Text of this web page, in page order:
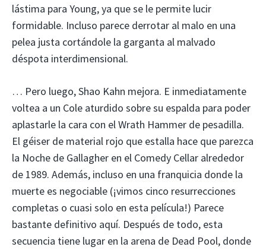
lástima para Young, ya que se le permite lucir
formidable. Incluso parece derrotar al malo en una
pelea justa cortándole la garganta al malvado
déspota interdimensional.
… Pero luego, Shao Kahn mejora. E inmediatamente
voltea a un Cole aturdido sobre su espalda para poder
aplastarle la cara con el Wrath Hammer de pesadilla.
El géiser de material rojo que estalla hace que parezca
la Noche de Gallagher en el Comedy Cellar alrededor
de 1989. Además, incluso en una franquicia donde la
muerte es negociable (¡vimos cinco resurrecciones
completas o cuasi solo en esta película!) Parece
bastante definitivo aquí. Después de todo, esta
secuencia tiene lugar en la arena de Dead Pool, donde